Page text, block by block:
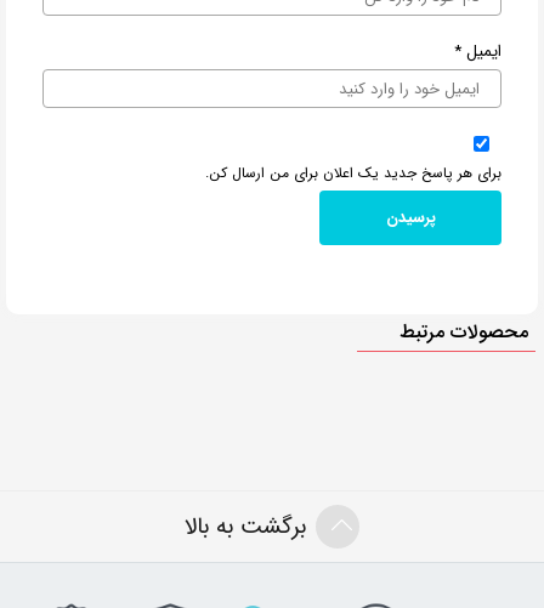
ایمیل*
برای هر پاسخ جدید یک اعلان برای من ارسال کن.
محصولات مرتبط
برگشت به بالا